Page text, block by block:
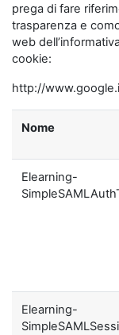
prega di fare
trasparenza e
web
cookie:
http://
Nome
Elearning-
Elearning-